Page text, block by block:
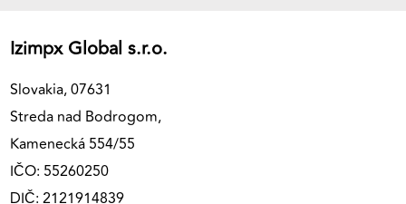
Izimpx Global s.r.o.
Slovakia, 07631
Streda nad Bodrogom,
Kamenecká 554/55
IČO: 55260250
DIČ: 2121914839